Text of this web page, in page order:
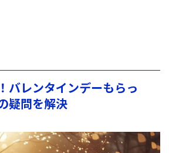
バレンタインデーもらっ
疑問を解決